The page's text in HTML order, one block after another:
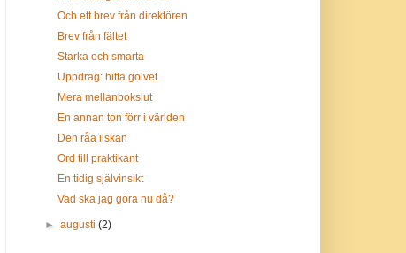
Och ett brev från direktören
Brev från fältet
Starka och smarta
Uppdrag: hitta golvet
Mera mellanbokslut
En annan ton förr i världen
Den råa ilskan
Ord till praktikant
En tidig självinsikt
Vad ska jag göra nu då?
► augusti (2)